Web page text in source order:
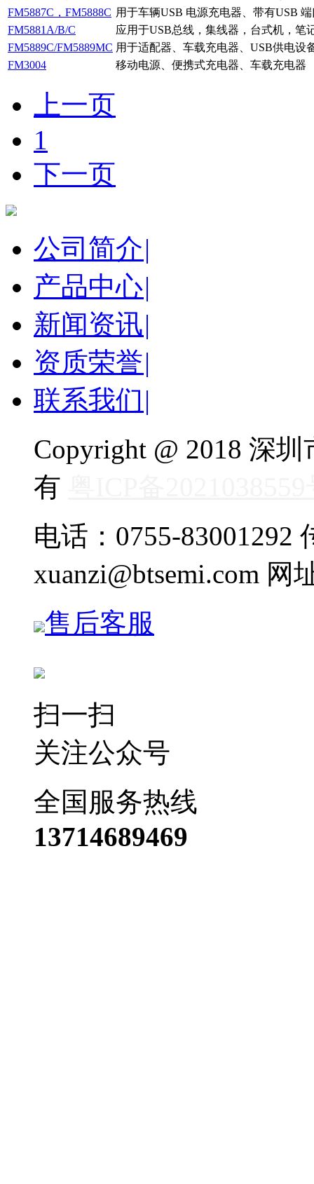
FM5887C，FM5888C 用于车辆USB 电源充电器、带有USB
FM5881A/B/C
应用于USB总线，集线器，台式机，笔
FM5889C/FM5889MC 用于适配器、车载充电器、USB供电设
FM3004
移动电源、便携式充电器、车载充电器
上一页
1
下一页
公司简介|
产品中心|
新闻资讯|
资质荣誉|
联系我们 |
Copyright @ 2018 深
有
电话：0755-83001292
xuanzi@btsemi.com 网
售后客服
扫一扫
关注公众号
全国服务热线
13714689469